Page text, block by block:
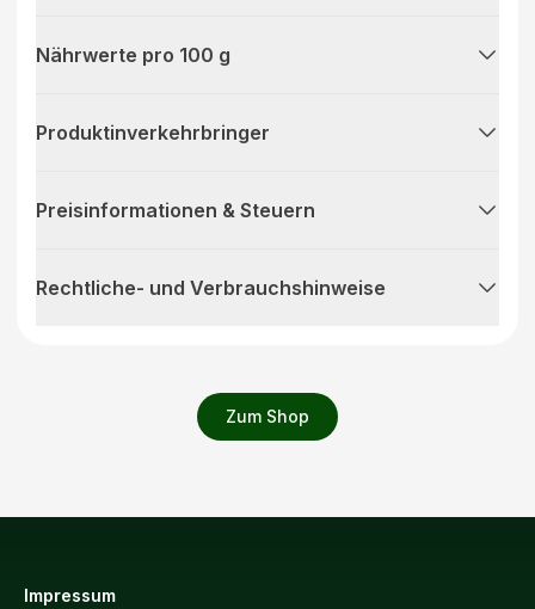
Zum Shop
Nährwerte pro 100 g
Produktinverkehrbringer
Preisinformationen & Steuern
Rechtliche- und Verbrauchshinweise
Impressum